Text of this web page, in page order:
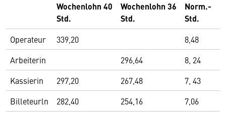
Wochenlohn 40
Std.
Wochenlohn 36
Std.
Norm.-
Std.
Operateur 339,20
8,48
Arbeiterin
296,64
8, 24
Kassierin
297,20 267,48
7, 43
Billeteurln
282,40 254,16 7,06